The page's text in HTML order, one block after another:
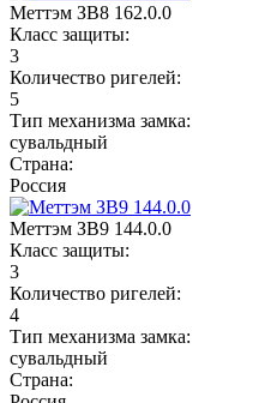
Меттэм ЗВ8 162.0.0
Класс защиты:
3
Количество ригелей:
5
Тип механизма замка:
сувальдный
Страна:
Россия
Меттэм ЗВ9 144.0.0
Класс защиты:
3
Количество ригелей:
4
Тип механизма замка:
сувальдный
Страна: